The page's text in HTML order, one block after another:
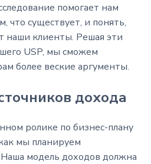
помогает нам
что существует, и понять,
наши клиенты. Решая эти
USP, мы сможем
более веские аргументы.
дохода
ролике по бизнес-плану
мы планируем
модель доходов должна